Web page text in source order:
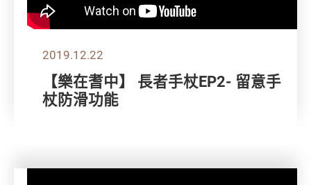
2019.12.22
【樂在耆中】 長者手杖EP2- 留意手
杖防滑功能